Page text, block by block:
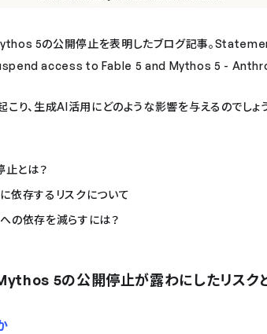
5の公開停止を表明したブログ記事。
access to Fable 5 and Mythos 5 -
こり、生成AI活用にどのような影響を与えるのでしょ
とは？
依存するリスクについて
の依存を減らすには？
5の公開停止が露わにしたリスク